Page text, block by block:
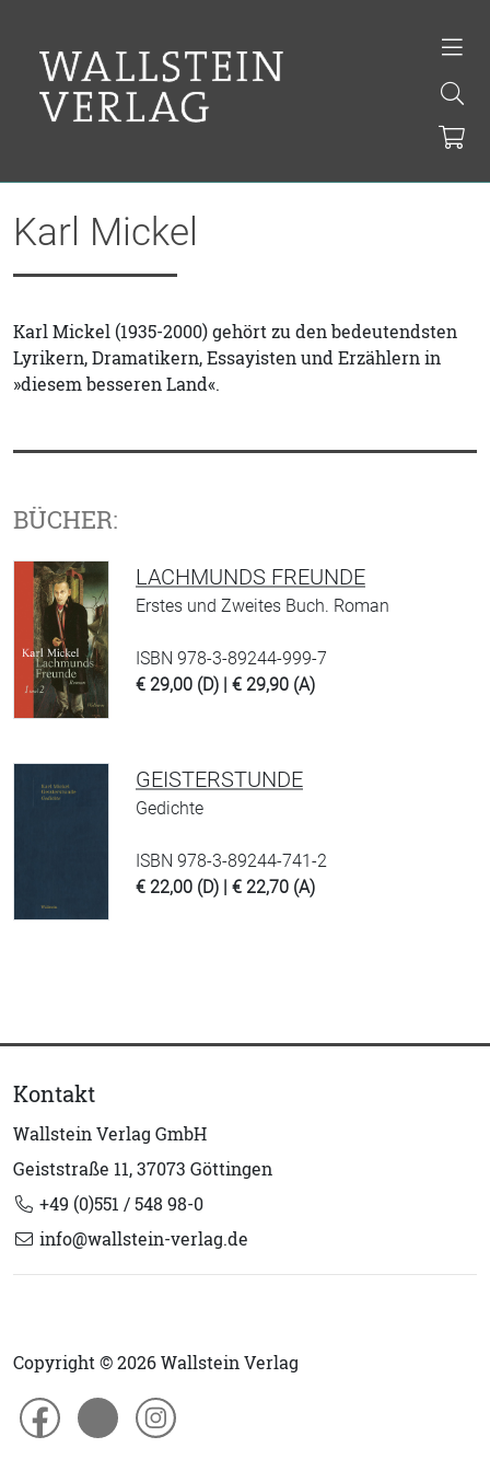
Karl Mickel
Karl Mickel (1935-2000) gehört zu den bedeutendsten
Lyrikern, Dramatikern, Essayisten und Erzählern in
»diesem besseren Land«.
BÜCHER:
LACHMUNDS FREUNDE
Erstes und Zweites Buch. Roman
ISBN 978-3-89244-999-7
€ 29,00 (D) | € 29,90 (A)
GEISTERSTUNDE
Gedichte
ISBN 978-3-89244-741-2
€ 22,00 (D) | € 22,70 (A)
Kontakt
Wallstein Verlag GmbH
Geiststraße 11, 37073 Göttingen
+49 (0)551 / 548 98-0
info@wallstein-verlag.de
Copyright © 2026 Wallstein Verlag